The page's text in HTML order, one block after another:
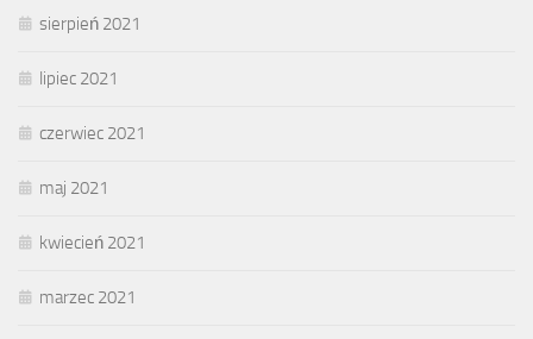
sierpień 2021
lipiec 2021
czerwiec 2021
maj 2021
kwiecień 2021
marzec 2021